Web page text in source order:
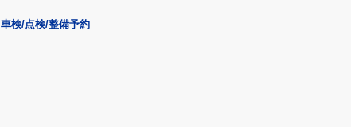
車検/点検/整備予約